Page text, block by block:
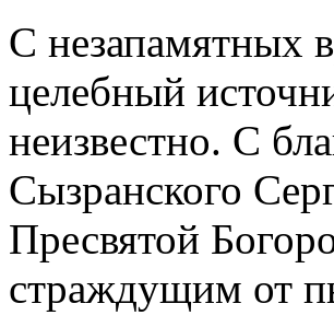
С незапамятных
целебный
неизвестно. С
Сызранского
Пресвятой
страждущим от